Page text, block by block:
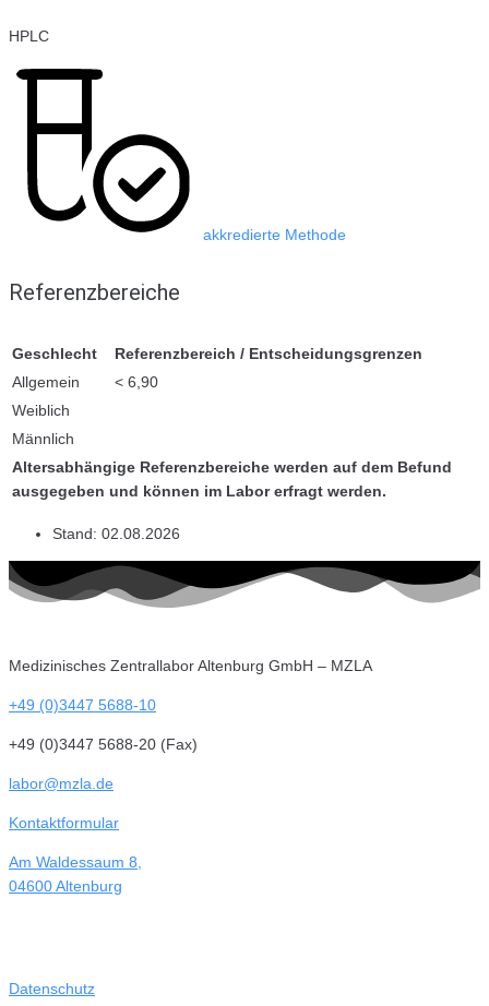
HPLC
akkredierte Methode
Referenzbereiche
Geschlecht Referenzbereich / Entscheidungsgrenzen
Altersabhängige Referenzbereiche werden auf dem Befund
ausgegeben und können im Labor erfragt werden.
Allgemein
< 6,90
Weiblich
Männlich
Stand: 02.08.2026
Medizinisches Zentrallabor Altenburg GmbH – MZLA
+49 (0)3447 5688-10
+49 (0)3447 5688-20 (Fax)
labor@mzla.de
Kontaktformular
Am Waldessaum 8,
04600 Altenburg
Datenschutz